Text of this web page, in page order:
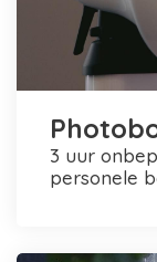
3 uur onbeperkt foto's maken en printen +
personele